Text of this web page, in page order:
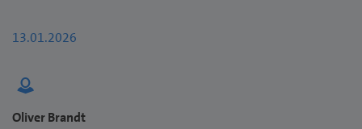
13.01.2026
Oliver Brandt